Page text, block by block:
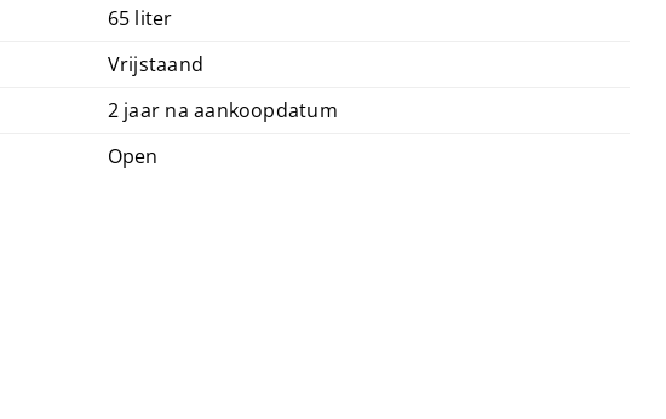
65 liter
Vrijstaand
2 jaar na aankoopdatum
Open